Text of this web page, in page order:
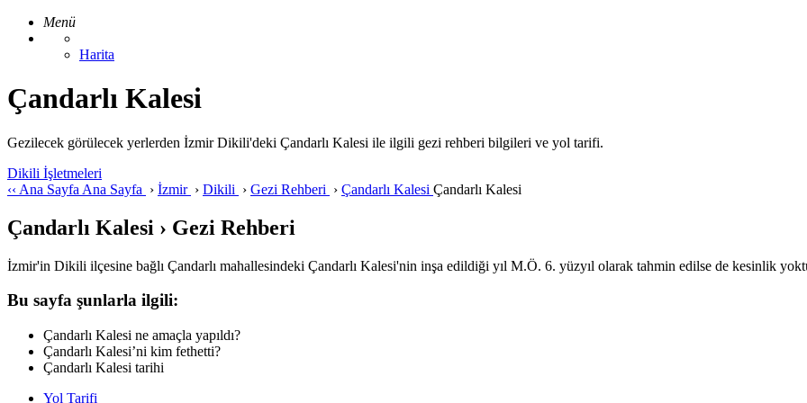
Menü
Harita
Çandarlı Kalesi
Gezilecek görülecek yerlerden İzmir Dikili'deki Çandarlı Kalesi ile ilgili gezi rehberi bilgileri ve yol tarifi.
Dikili İşletmeleri
‹‹ Ana Sayfa Ana Sayfa › İzmir › Dikili › Gezi Rehberi › Çandarlı Kalesi Çandarlı Kalesi
Çandarlı Kalesi › Gezi Rehberi
İzmir'in Dikili ilçesine bağlı Çandarlı mahallesindeki Çandarlı Kalesi'nin inşa edildiği yıl M.Ö. 6. yüzyıl olarak tahmin edilse de kesinlik
Bu sayfa şunlarla ilgili:
Çandarlı Kalesi ne amaçla yapıldı?
Çandarlı Kalesi’ni kim fethetti?
Çandarlı Kalesi tarihi
Yol Tarifi